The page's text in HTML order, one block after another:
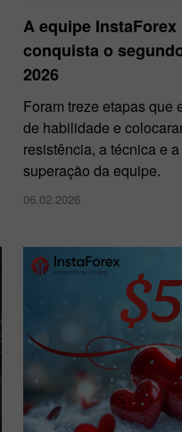
A equipe
conquista o
2026
Foram treze etapas que
de habilidade e
resistência, a técnica e
superação da equipe.
06.02.2026